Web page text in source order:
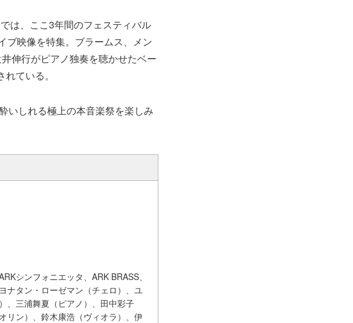
は、ここ3年間のフェスティバル
ブ映像を特集。ブラームス、メン
伸行がピアノ独奏を聴かせたベー
ている。
いしれる極上の本音楽祭を楽しみ
シンフォニエッタ、ARK BRASS、
ナタン・ローゼマン（チェロ）、ユ
、三浦舞夏（ピアノ）、田中彩子
リン）、鈴木康浩（ヴィオラ）、伊